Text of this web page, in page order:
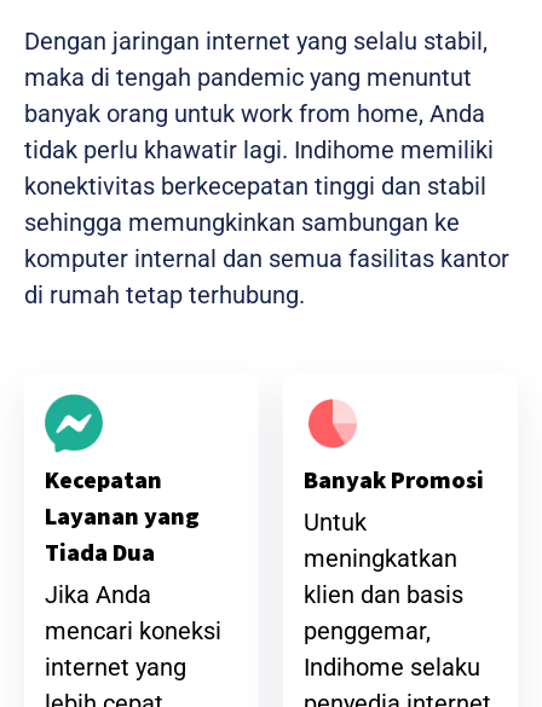
Dengan jaringan internet yang selalu stabil,
maka di tengah pandemic yang menuntut
banyak orang untuk work from home, Anda
tidak perlu khawatir lagi. Indihome memiliki
konektivitas berkecepatan tinggi dan stabil
sehingga memungkinkan sambungan ke
komputer internal dan semua fasilitas kantor
di rumah tetap terhubung.
Kecepatan
Layanan yang
Tiada Dua
Jika Anda
mencari koneksi
internet yang
Banyak Promosi
Untuk
meningkatkan
klien dan basis
penggemar,
Indihome selaku